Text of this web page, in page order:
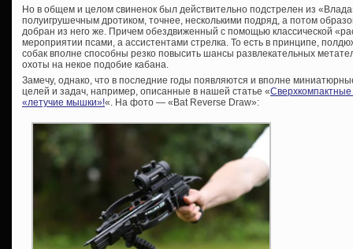
Но в общем и целом свиненок был действительно подстрелен из
полуигрушечным дротиком, точнее, несколькими подряд, а потом
добран из него же. Причем обездвиженный с помощью классической
мероприятии псами, а ассистентами стрелка. То есть в принципе,
собак вполне способны резко повысить шансы развлекательных
охоты на некое подобие кабана.
Замечу, однако, что в последние годы появляются и вполне
целей и задач, например, описанные в нашей статье «
«летучие мышки»!«. На фото — «Bat Reverse Draw»: